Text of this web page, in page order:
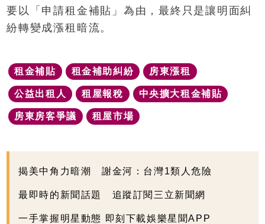
要以「申請租金補貼」為由，最終只是讓明面糾
紛轉變成漲租暗流。
租金補貼 租金補助糾紛 房東漲租
公益出租人 租屋報稅 中央擴大租金補貼
房東房客爭議 租屋市場
揭美中角力暗潮 謝金河：台灣1類人危險
最即時的新聞話題 追蹤訂閱三立新聞網
一手掌握明星動態 即刻下載娛樂星聞APP